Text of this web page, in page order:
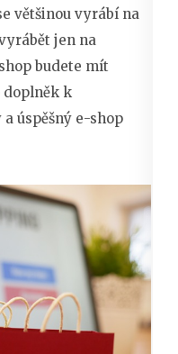
většinou vyrábí na
jen na
budete mít
doplněk k
úspěšný e-shop